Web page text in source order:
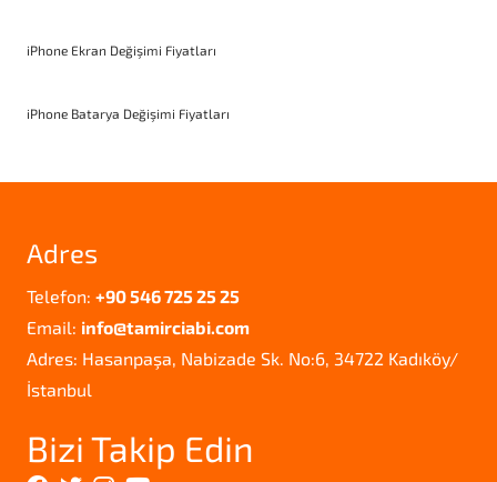
iPhone Ekran Değişimi Fiyatları
iPhone Batarya Değişimi Fiyatları
Adres
Telefon: +90 546 725 25 25
Email: info@tamirciabi.com
Adres: Hasanpaşa, Nabizade Sk. No:6, 34722 Kadıköy/
İstanbul
Bizi Takip Edin